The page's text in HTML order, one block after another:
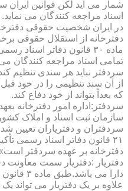
شمار می آید لکن قوانین ایران
اسناد مراجعه کنندگان می نماید.
در ایران شخصیت حقوقی
دفترخانه از استقلال حقوقی
ماده ۳۰ قانون دفاتر
تمامی اسناد مراجعه کنندگان
سردفتر نباید هر سندی تنظیم
از آن سند تنظیمی را در خود
که بعداً بتواند از خود دفاع کند.
سردفتر:اداره امور دفترخانه
سازمان ثبت اسناد و املاک
سردفتران و دفتریاران تعیین
۲۱ قانون دفاتر اسناد رسمی
دفترخانه بر عهده سردفتر
دفتریار :دفتریار سمت معاونت
دارا می
علاوه بر یک دفتریار می تواند